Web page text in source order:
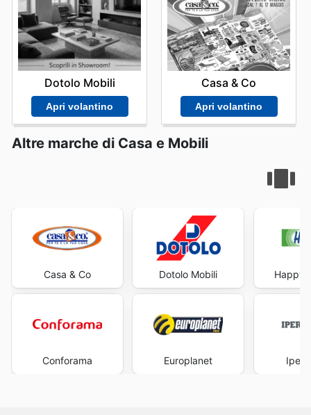
Dotolo Mobili
Apri volantino
Casa & Co
Apri volantino
Altre marche di Casa e Mobili
Casa & Co
Conforama
Dotolo Mobili
Europlanet
Happy